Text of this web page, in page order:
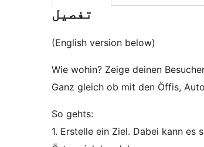
تفصیل
(English version below)
Wie wohin? Zeige deinen
Ganz gleich ob mit den Öffis,
So gehts:
1. Erstelle ein Ziel. Dabei kann es